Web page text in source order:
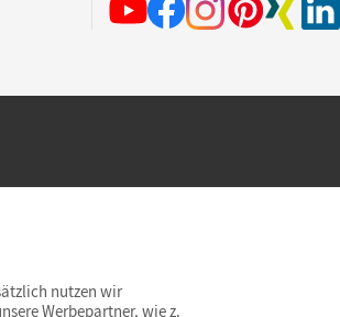
innerhalb Deutschlands
nutzen wir
Werbepartner, wie z.